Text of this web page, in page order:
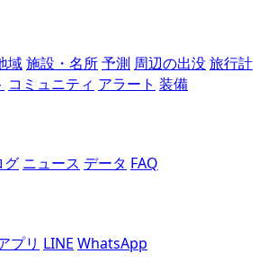
域施設・名所予測 周辺の出没旅行計
コミュニティ アラート 装備
グ ニュース データ FAQ
プリ LINE WhatsApp